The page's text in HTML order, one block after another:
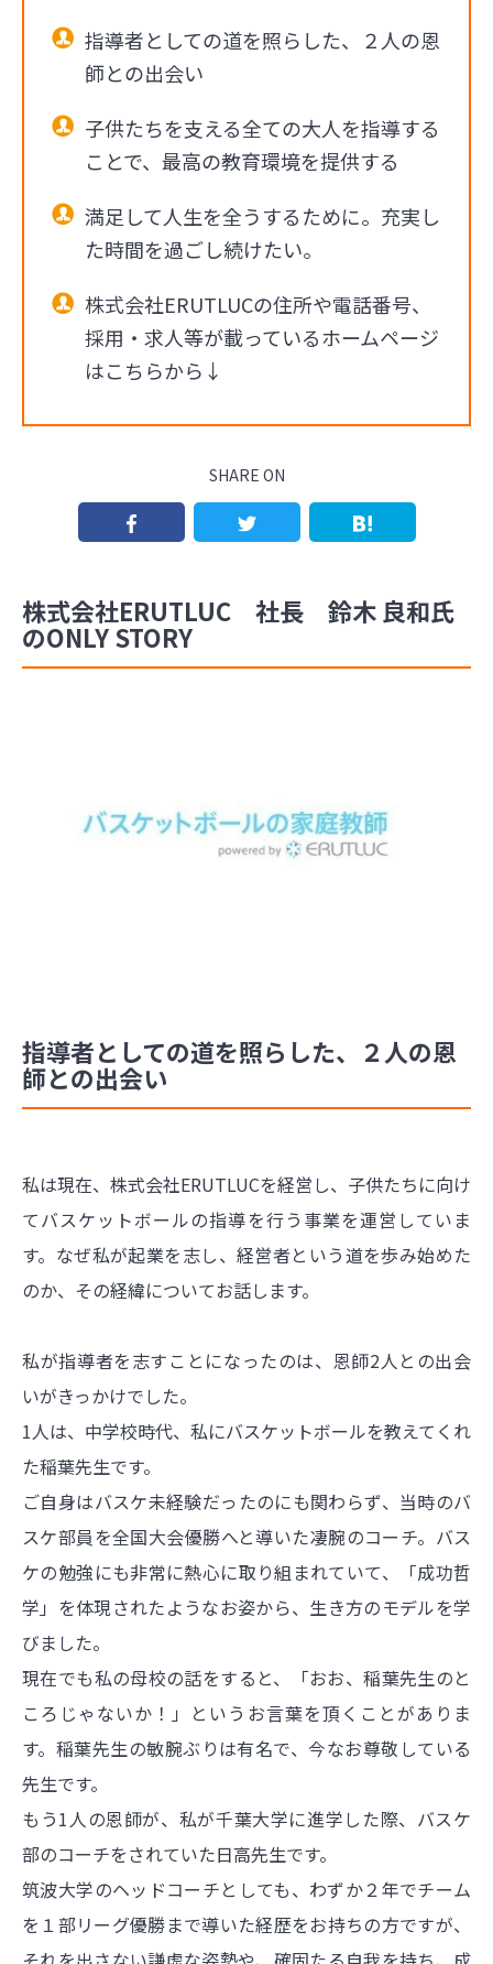
指導者としての道を照らした、２人の恩
師との出会い
子供たちを支える全ての大人を指導する
ことで、最高の教育環境を提供する
満足して人生を全うするために。充実し
た時間を過ごし続けたい。
株式会社ERUTLUCの住所や電話番号、
採用・求人等が載っているホームページ
はこちらから↓
SHARE ON
株式会社ERUTLUC 社長 鈴木 良和氏
のONLY STORY
指導者としての道を照らした、２人の恩
師との出会い
私は現在、株式会社ERUTLUCを経営し、子供たちに向け
てバスケットボールの指導を行う事業を運営していま
す。なぜ私が起業を志し、経営者という道を歩み始めた
のか、その経緯についてお話します。
私が指導者を志すことになったのは、恩師2人との出会
いがきっかけでした。
1人は、中学校時代、私にバスケットボールを教えてくれ
た稲葉先生です。
ご自身はバスケ未経験だったのにも関わらず、当時のバ
スケ部員を全国大会優勝へと導いた凄腕のコーチ。バス
ケの勉強にも非常に熱心に取り組まれていて、「成功哲
学」を体現されたようなお姿から、生き方のモデルを学
びました。
現在でも私の母校の話をすると、「おお、稲葉先生のと
ころじゃないか！」というお言葉を頂くことがありま
す。稲葉先生の敏腕ぶりは有名で、今なお尊敬している
先生です。
もう1人の恩師が、私が千葉大学に進学した際、バスケ
部のコーチをされていた日高先生です。
筑波大学のヘッドコーチとしても、わずか２年でチーム
を１部リーグ優勝まで導いた経歴をお持ちの方ですが、